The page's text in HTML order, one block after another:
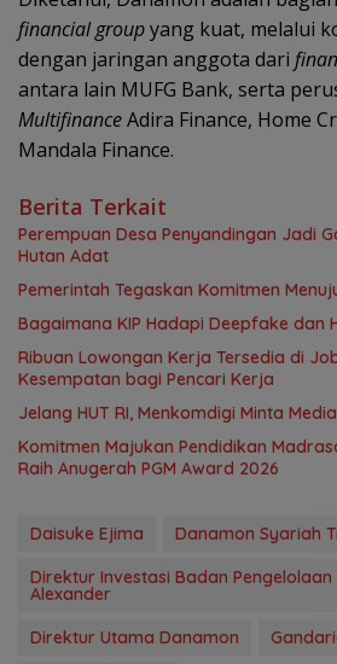
financial groupyang kuat, melalui
dengan jaringan anggota dari
antara lain MUFG Bank, serta
MultifinanceAdira Finance, Home
Mandala Finance.
Berita Terkait
Perempuan Desa Penyandingan Jadi
Hutan Adat
Pemerintah Tegaskan Komitmen
Bagaimana KIP Hadapi Deepfake dan
Ribuan Lowongan Kerja Tersedia di
Kesempatan bagi Pencari Kerja
Jelang HUT RI, Menkomdigi Minta
Komitmen Majukan Pendidikan
Raih Anugerah PGM Award 2026
Daisuke Ejima
Danamon Syariah
Direktur Investasi Badan
Alexander
Direktur Utama Danamon